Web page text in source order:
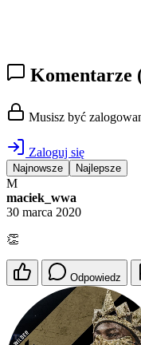
Komentarze
Musisz być
Zaloguj się
Najnowsze Najlepsze
M
maciek_wwa
30 marca 2020
👏
Odpowiedz